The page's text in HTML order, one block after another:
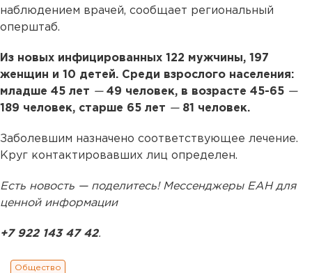
наблюдением врачей, сообщает региональный
оперштаб.
Из новых инфицированных 122 мужчины, 197
женщин и 10 детей. Среди взрослого населения:
младше 45 лет —49 человек, в возрасте 45-65 —
189 человек, старше 65 лет —81 человек.
Заболевшим назначено соответствующее лечение.
Круг контактировавших лиц определен.
Есть новость — поделитесь! Мессенджеры ЕАН для
ценной информации
+7 922 143 47 42.
Общество